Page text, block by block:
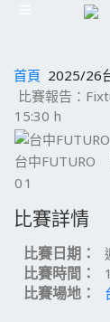
首頁 2025/26
比賽報告：
15:30 h
台中FUTURO
0 1
比賽詳情
比賽日期：
比賽時間：
比賽場地：